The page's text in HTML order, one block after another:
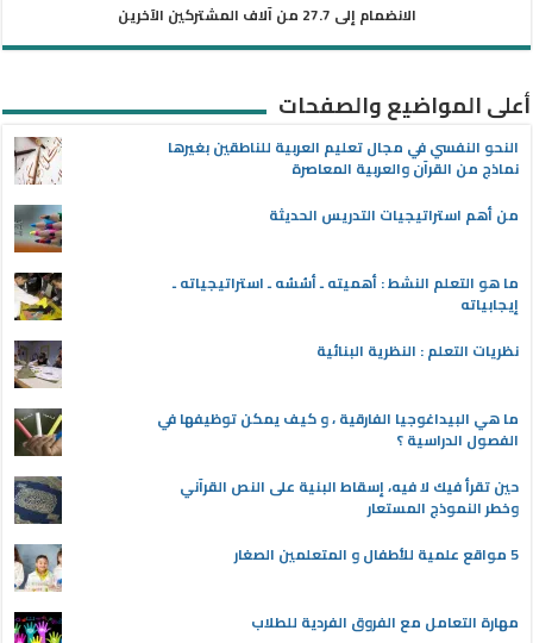
الانضمام إلى 27.7 من آلاف المشتركين الآخرين
أعلى المواضيع والصفحات
النحو النفسي في مجال تعليم العربية للناطقين بغيرها
نماذج من القرآن والعربية المعاصرة
من أهم استراتيجيات التدريس الحديثة
ما هو التعلم النشط : أهميته ـ أسُسُه ـ استراتيجياته ـ
إيجابياته
نظريات التعلم : النظرية البنائية
ما هي البيداغوجيا الفارقية ، و كيف يمكن توظيفها في
الفصول الدراسية ؟
حين تقرأ فيك لا فيه، إسقاط البنية على النص القرآني
وخطر النموذج المستعار
5 مواقع علمية للأطفال و المتعلمين الصغار
مهارة التعامل مع الفروق الفردية للطلاب